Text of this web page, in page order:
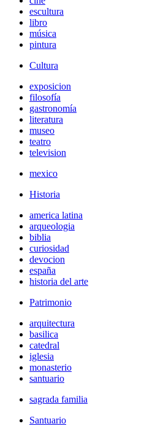
escultura
libro
música
pintura
Cultura
exposicion
filosofía
gastronomía
literatura
museo
teatro
television
mexico
Historia
america latina
arqueologia
biblia
curiosidad
devocion
españa
historia del arte
Patrimonio
arquitectura
basilica
catedral
iglesia
monasterio
santuario
sagrada familia
Santuario